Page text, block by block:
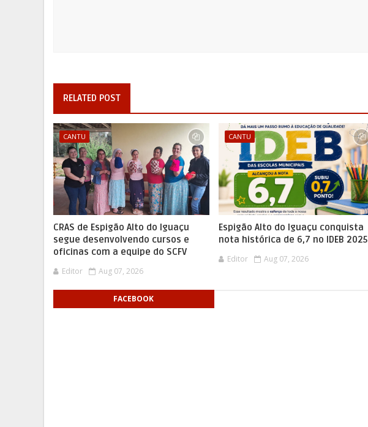
RELATED POST
CANTU
CRAS de Espigão Alto do Iguaçu
segue desenvolvendo cursos e
oficinas com a equipe do SCFV
Editor Aug 07, 2026
CANTU
Espigão Alto do Iguaçu conquista
nota histórica de 6,7 no IDEB 2025
Editor Aug 07, 2026
FACEBOOK